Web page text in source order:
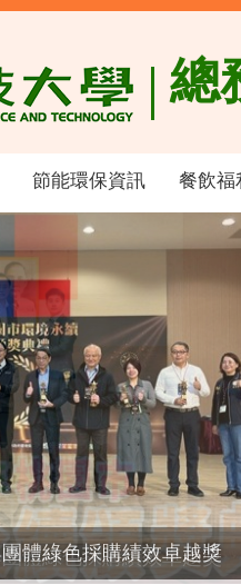
總
節能環保資訊 餐飲福
體綠色採購績效卓越獎